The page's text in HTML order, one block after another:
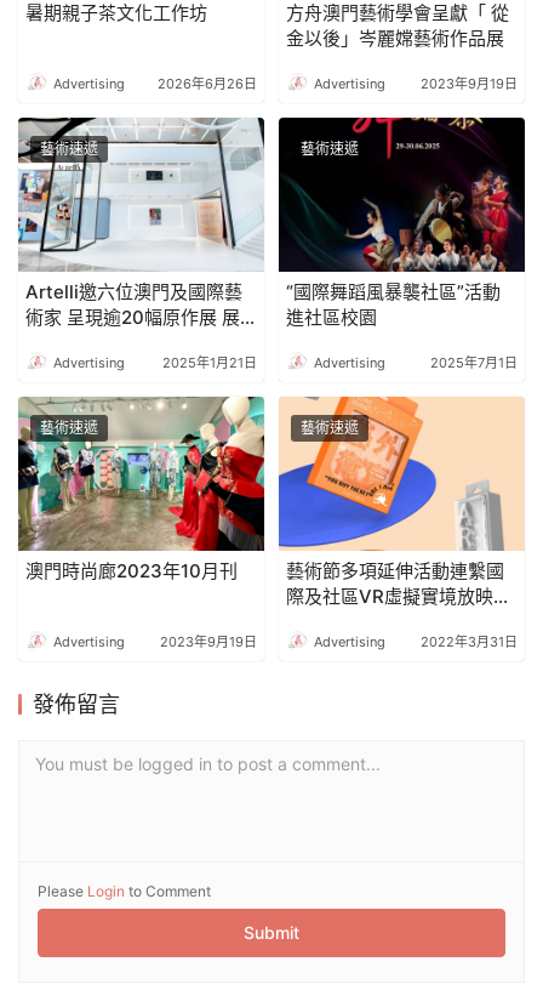
暑期親子茶文化工作坊
Advertising 2026年6月26日
方舟澳門藝術學會呈獻「 從
金以後」岑麗嫦藝術作品展
Advertising 2023年9月19日
藝術速遞
Artelli邀六位澳門及國際藝
術家 呈現逾20幅原作展 展
於「人像畫」的探索
Advertising 2025年1月21日
藝術速遞
“國際舞蹈風暴襲社區”活動
進社區校園
Advertising 2025年7月1日
藝術速遞
澳門時尚廊2023年10月刊
Advertising 2023年9月19日
藝術速遞
藝術節多項延伸活動連繫國
際及社區VR虛擬實境放映藉
Advertising 2022年3月31日
發佈留言
You must be logged in to post a comment...
Please Login to Comment
Submit